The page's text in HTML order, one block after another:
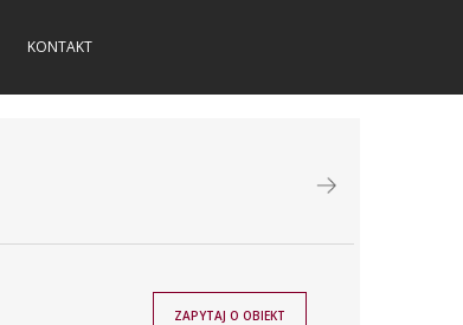
KONTAKT
ZAPYTAJ O OBIEKT